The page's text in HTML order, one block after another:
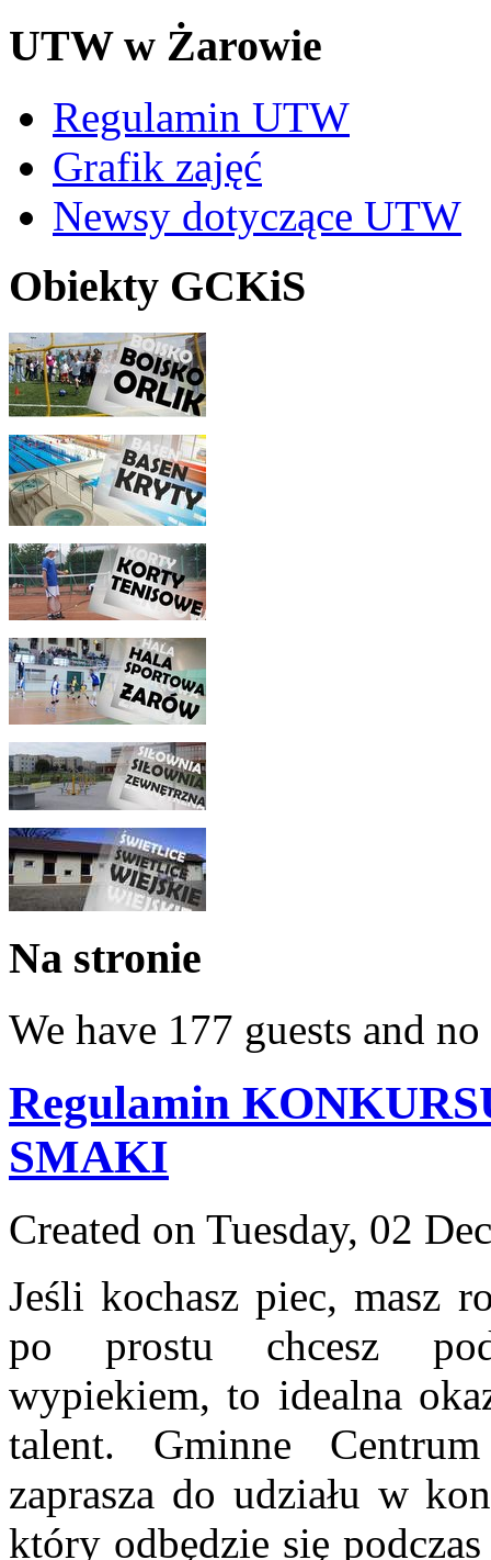
UTW w Żarowie
Regulamin UTW
Grafik zajęć
Newsy dotyczące UTW
Obiekty GCKiS
Na stronie
We have 177 guests and
Regulamin
SMAKI
Created on Tuesday, 02
Jeśli kochasz piec, masz
po prostu chcesz
wypiekiem, to idealna
talent. Gminne
zaprasza do udziału w
który odbędzie się